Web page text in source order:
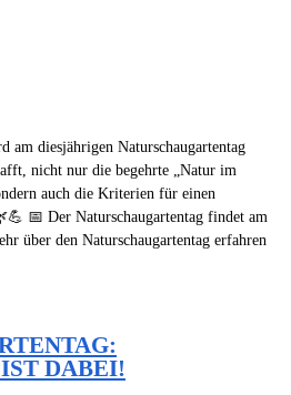
am diesjährigen Naturschaugartentag
nicht nur die begehrte „Natur im
auch die Kriterien für einen
📅 Der Naturschaugartentag findet am
über den Naturschaugartentag erfahren
DABEI!